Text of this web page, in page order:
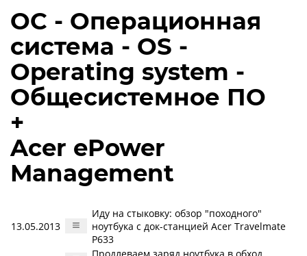
ОС - Операционная
система - OS -
Operating system -
Общесистемное ПО
+
Acer ePower
Management
13.05.2013
Иду на стыковку: обзор "походного"
ноутбука с док-станцией Acer Travelmate
P633